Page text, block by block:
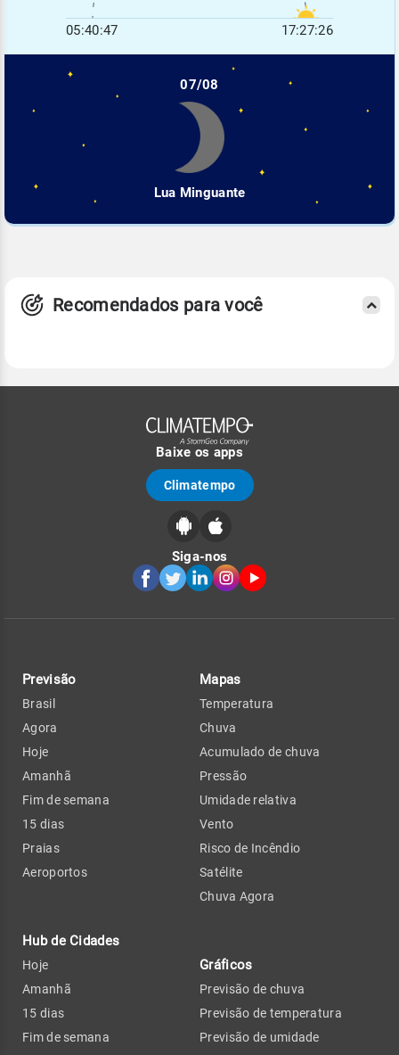
05:40:47 17:27:26
07/08
Lua Minguante
Recomendados para você
Baixe os apps
Climatempo
Siga-nos
Previsão
Brasil
Agora
Hoje
Amanhã
Fim de semana
15 dias
Praias
Aeroportos
Hub de Cidades
Hoje
Amanhã
15 dias
Fim de semana
Mapas
Temperatura
Chuva
Acumulado de chuva
Pressão
Umidade relativa
Vento
Risco de Incêndio
Satélite
Chuva Agora
Gráficos
Previsão de chuva
Previsão de temperatura
Previsão de umidade